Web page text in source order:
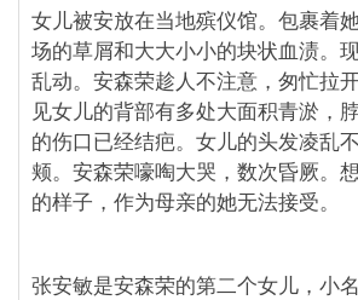
女儿被安放在当地殡仪馆。包裹着
场的草屑和大大小小的块状血渍。
乱动。安森荣趁人不注意，匆忙拉
见女儿的背部有多处大面积青淤，
的伤口已经结疤。女儿的头发凌乱
颊。安森荣嚎啕大哭，数次昏厥。
的样子，作为母亲的她无法接受。
张安敏是安森荣的第二个女儿，小